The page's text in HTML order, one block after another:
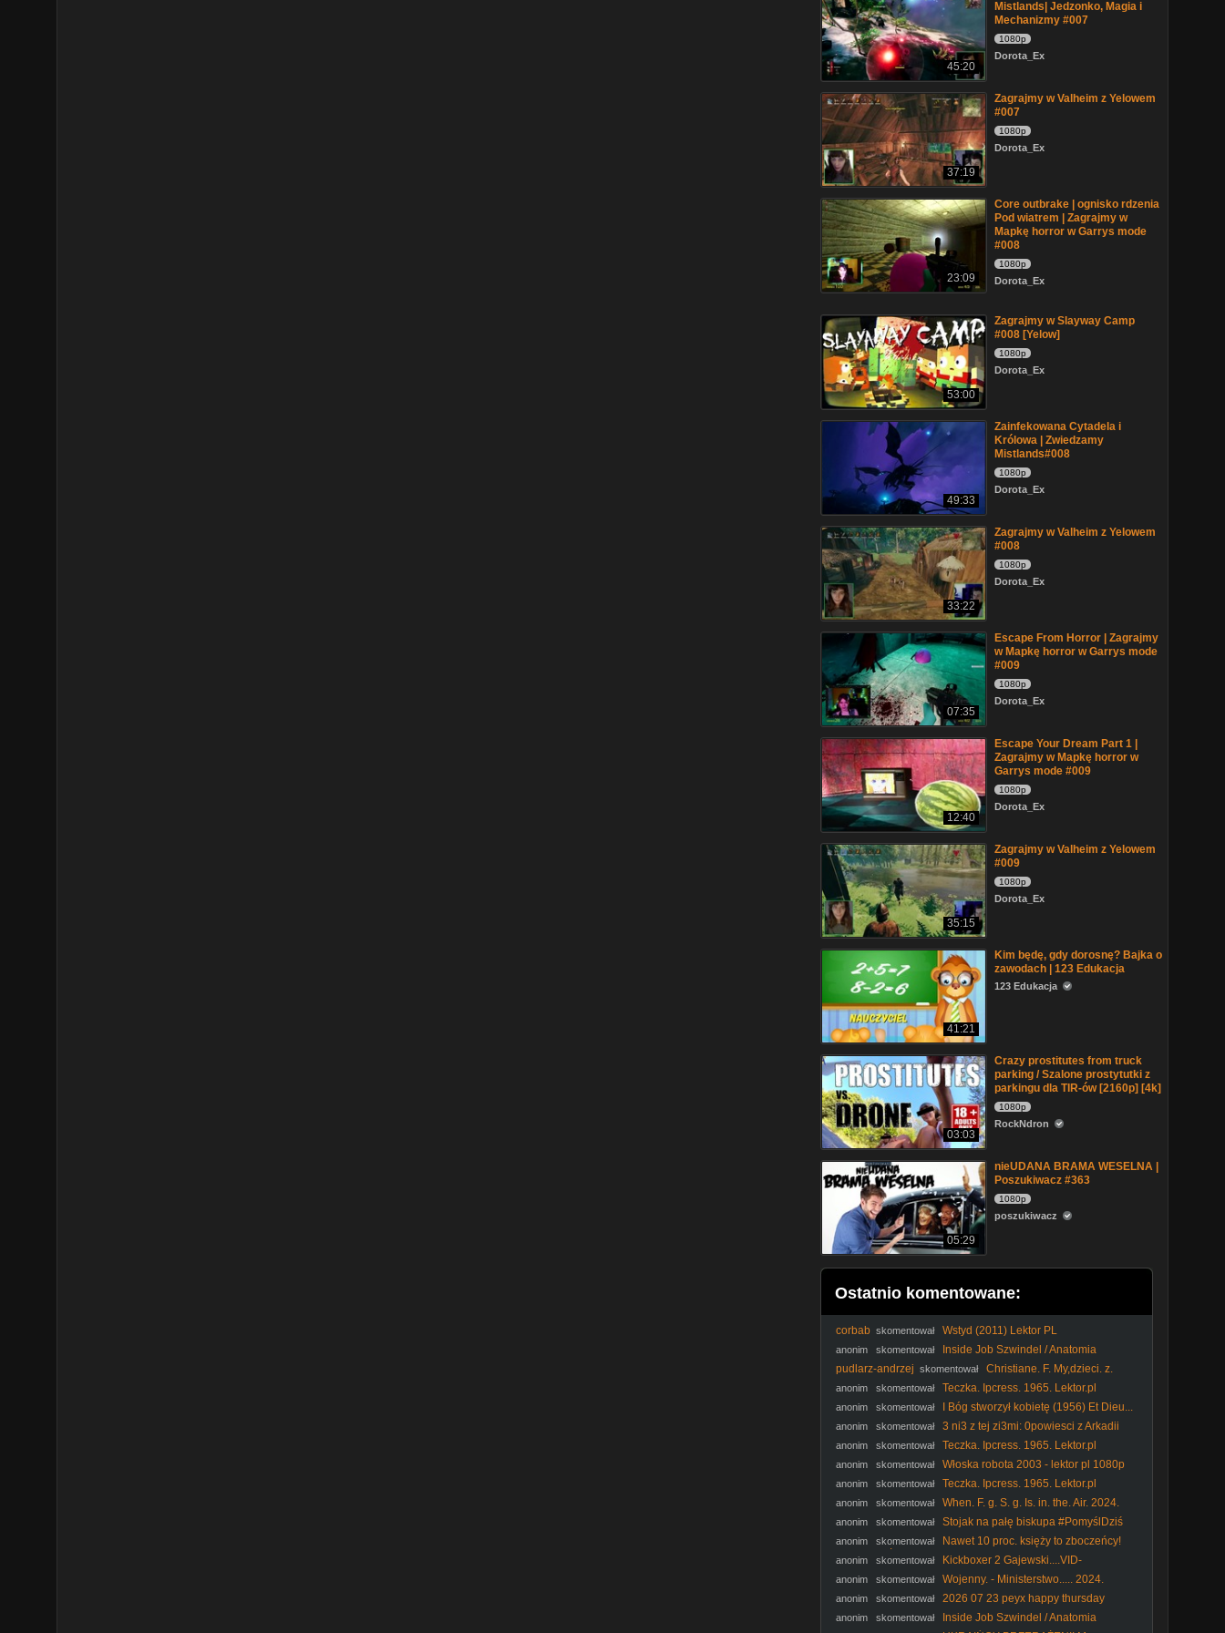
45:20
Mistlands| Jedzonko, Magia i
Mechanizmy #007
1080p
Dorota_Ex
37:19
Zagrajmy w Valheim z Yelowem
#007
1080p
Dorota_Ex
23:09
Core outbrake | ognisko rdzenia
Pod wiatrem | Zagrajmy w
Mapkę horror w Garrys mode
#008
1080p
Dorota_Ex
53:00
Zagrajmy w Slayway Camp
#008 [Yelow]
1080p
Dorota_Ex
49:33
Zainfekowana Cytadela i
Królowa | Zwiedzamy
Mistlands#008
1080p
Dorota_Ex
33:22
Zagrajmy w Valheim z Yelowem
#008
1080p
Dorota_Ex
07:35
Escape From Horror | Zagrajmy
w Mapkę horror w Garrys mode
#009
1080p
Dorota_Ex
12:40
Escape Your Dream Part 1 |
Zagrajmy w Mapkę horror w
Garrys mode #009
1080p
Dorota_Ex
35:15
Zagrajmy w Valheim z Yelowem
#009
1080p
Dorota_Ex
41:21
Kim będę, gdy dorosnę? Bajka o
zawodach | 123 Edukacja
123 Edukacja
03:03
Crazy prostitutes from truck
parking / Szalone prostytutki z
parkingu dla TIR-ów [2160p] [4k]
1080p
RockNdron
05:29
nieUDANA BRAMA WESELNA |
Poszukiwacz #363
1080p
poszukiwacz
Ostatnio komentowane:
corbab skomentował Wstyd (2011) Lektor PL
anonim skomentował
Inside Job Szwindel / Anatomia
Kryzysu / 2010 Film dokumentalny / PL480p
pudlarz-andrzej skomentował
Christiane. F. My,dzieci. z.
dworca. Zoo. 1981. Lektor.pl
anonim skomentował Teczka. Ipcress. 1965. Lektor.pl
anonim skomentował
I Bóg stworzył kobietę (1956) Et Dieu...
créa la femme [1080p] [Bluray]
anonim skomentował
3 ni3 z tej zi3mi: 0powiesci z Arkadii
odcinek 13 polski dubbing
anonim skomentował Teczka. Ipcress. 1965. Lektor.pl
anonim skomentował Włoska robota 2003 - lektor pl 1080p
anonim skomentował Teczka. Ipcress. 1965. Lektor.pl
anonim skomentował
When. F. g. S. g. Is. in. the. Air. 2024.
Film.pl
anonim skomentował
Stojak na pałę biskupa #PomyślDziś
odc. 2644
anonim skomentował
Nawet 10 proc. księży to zboczeńcy!
#IPPTVNaŻywo #ksiądz #kler
anonim skomentował
Kickboxer 2 Gajewski....VID-
1744780529332 (1)
anonim skomentował
Wojenny. - Ministerstwo..... 2024.
napisy
anonim skomentował 2026 07 23 peyx happy thursday
anonim skomentował
Inside Job Szwindel / Anatomia